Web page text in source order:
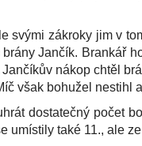
svými zákroky jim v
Jančík. Brankář
nákop chtěl
však bohužel
dostatečný počet
umístily také 11., ale